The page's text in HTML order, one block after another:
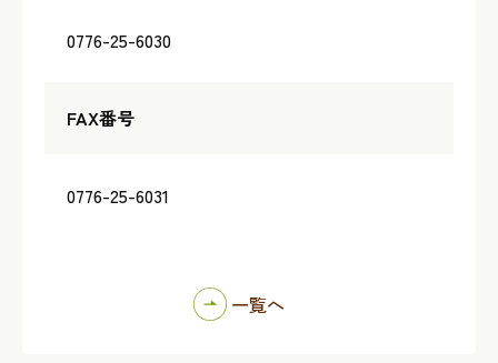
0776-25-6030
FAX番号
0776-25-6031
一覧へ